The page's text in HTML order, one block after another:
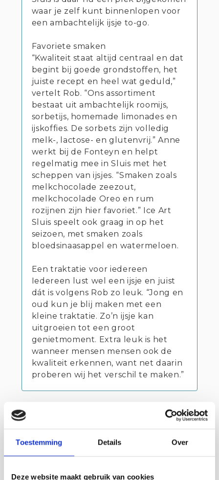
Toestemming Details Over
Deze website maakt gebruik van cookies
waar je zelf kunt binnenlopen voor
een ambachtelijk ijsje to-go.
Favoriete smaken
“Kwaliteit staat altijd centraal en dat
begint bij goede grondstoffen, het
juiste recept en heel wat geduld,”
vertelt Rob. “Ons assortiment
bestaat uit ambachtelijk roomijs,
sorbetijs, homemade limonades en
ijskoffies. De sorbets zijn volledig
melk-, lactose- en glutenvrij.” Anne
werkt bij de Fonteyn en helpt
regelmatig mee in Sluis met het
scheppen van ijsjes. “Smaken zoals
melkchocolade zeezout,
melkchocolade Oreo en rum
rozijnen zijn hier favoriet.” Ice Art
Sluis speelt ook graag in op het
seizoen, met smaken zoals
bloedsinaasappel en watermeloen.
Een traktatie voor iedereen
Iedereen lust wel een ijsje en juist
dát is volgens Rob zo leuk. “Jong en
oud kun je blij maken met een
kleine traktatie. Zo’n ijsje kan
uitgroeien tot een groot
genietmoment. Extra leuk is het
wanneer mensen mensen ook de
kwaliteit erkennen, want net daarin
proberen wij het verschil te maken.”
Contact info
Vrijstraat 9 SLUIS
Bezoek website